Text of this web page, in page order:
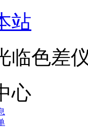
站
临色差
心